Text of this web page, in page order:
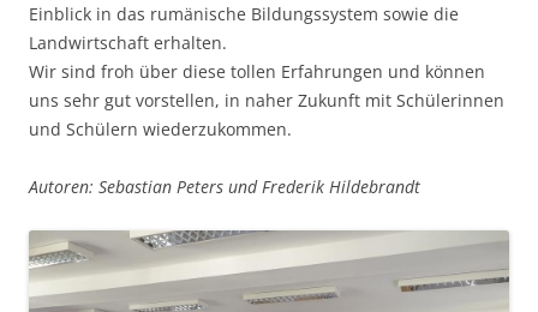
Einblick in das rumänische Bildungssystem sowie die
Landwirtschaft erhalten.
Wir sind froh über diese tollen Erfahrungen und können
uns sehr gut vorstellen, in naher Zukunft mit Schülerinnen
und Schülern wiederzukommen.
Autoren: Sebastian Peters und Frederik Hildebrandt